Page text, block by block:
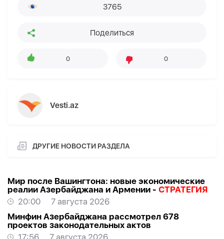
3765
Поделиться
0 0
Vesti.az
ДРУГИЕ НОВОСТИ РАЗДЕЛА
Мир после Вашингтона: новые экономические
реалии Азербайджана и Армении - СТРАТЕГИЯ
20:00
7 августа 2026
Минфин Азербайджана рассмотрел 678
проектов законодательных актов